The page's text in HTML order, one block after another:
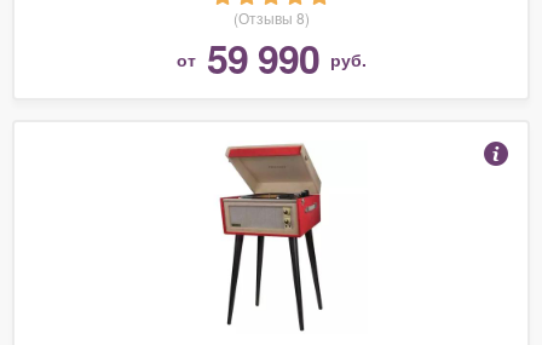
(Отзывы 8)
от 59 990 руб.